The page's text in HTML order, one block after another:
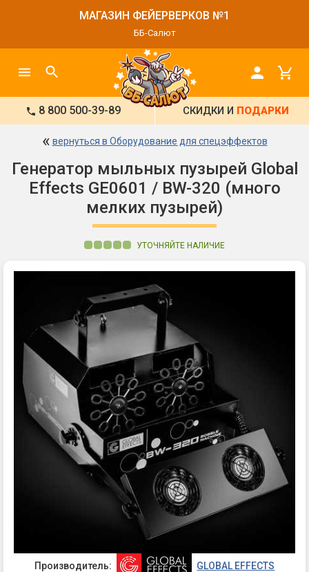
МАГАЗИН ФЕЙЕРВЕРКОВ №1
ББ-Салют
8 800 500-39-89 СКИДКИ И ПОДАРКИ
« вернуться в Оборудование для спецэффектов
Генератор мыльных пузырей Global
Effects GE0601 / BW-320 (много
мелких пузырей)
УТОЧНЯЙТЕ НАЛИЧИЕ
Производитель: GLOBAL EFFECTS